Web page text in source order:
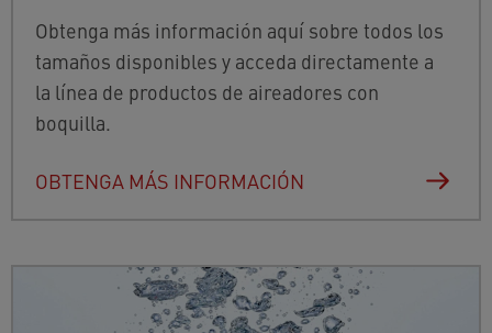
Obtenga más información aquí sobre todos los
tamaños disponibles y acceda directamente a
la línea de productos de aireadores con
boquilla.
OBTENGA MÁS INFORMACIÓN